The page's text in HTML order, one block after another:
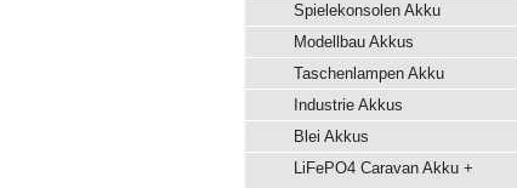
Spielekonsolen Akku
Modellbau Akkus
Taschenlampen Akku
Industrie Akkus
Blei Akkus
LiFePO4 Caravan Akku +